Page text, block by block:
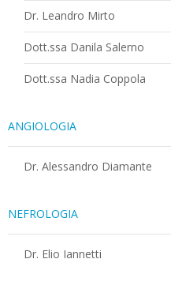
Dr. Leandro Mirto
Dott.ssa Danila Salerno
Dott.ssa Nadia Coppola
ANGIOLOGIA
Dr. Alessandro Diamante
NEFROLOGIA
Dr. Elio Iannetti